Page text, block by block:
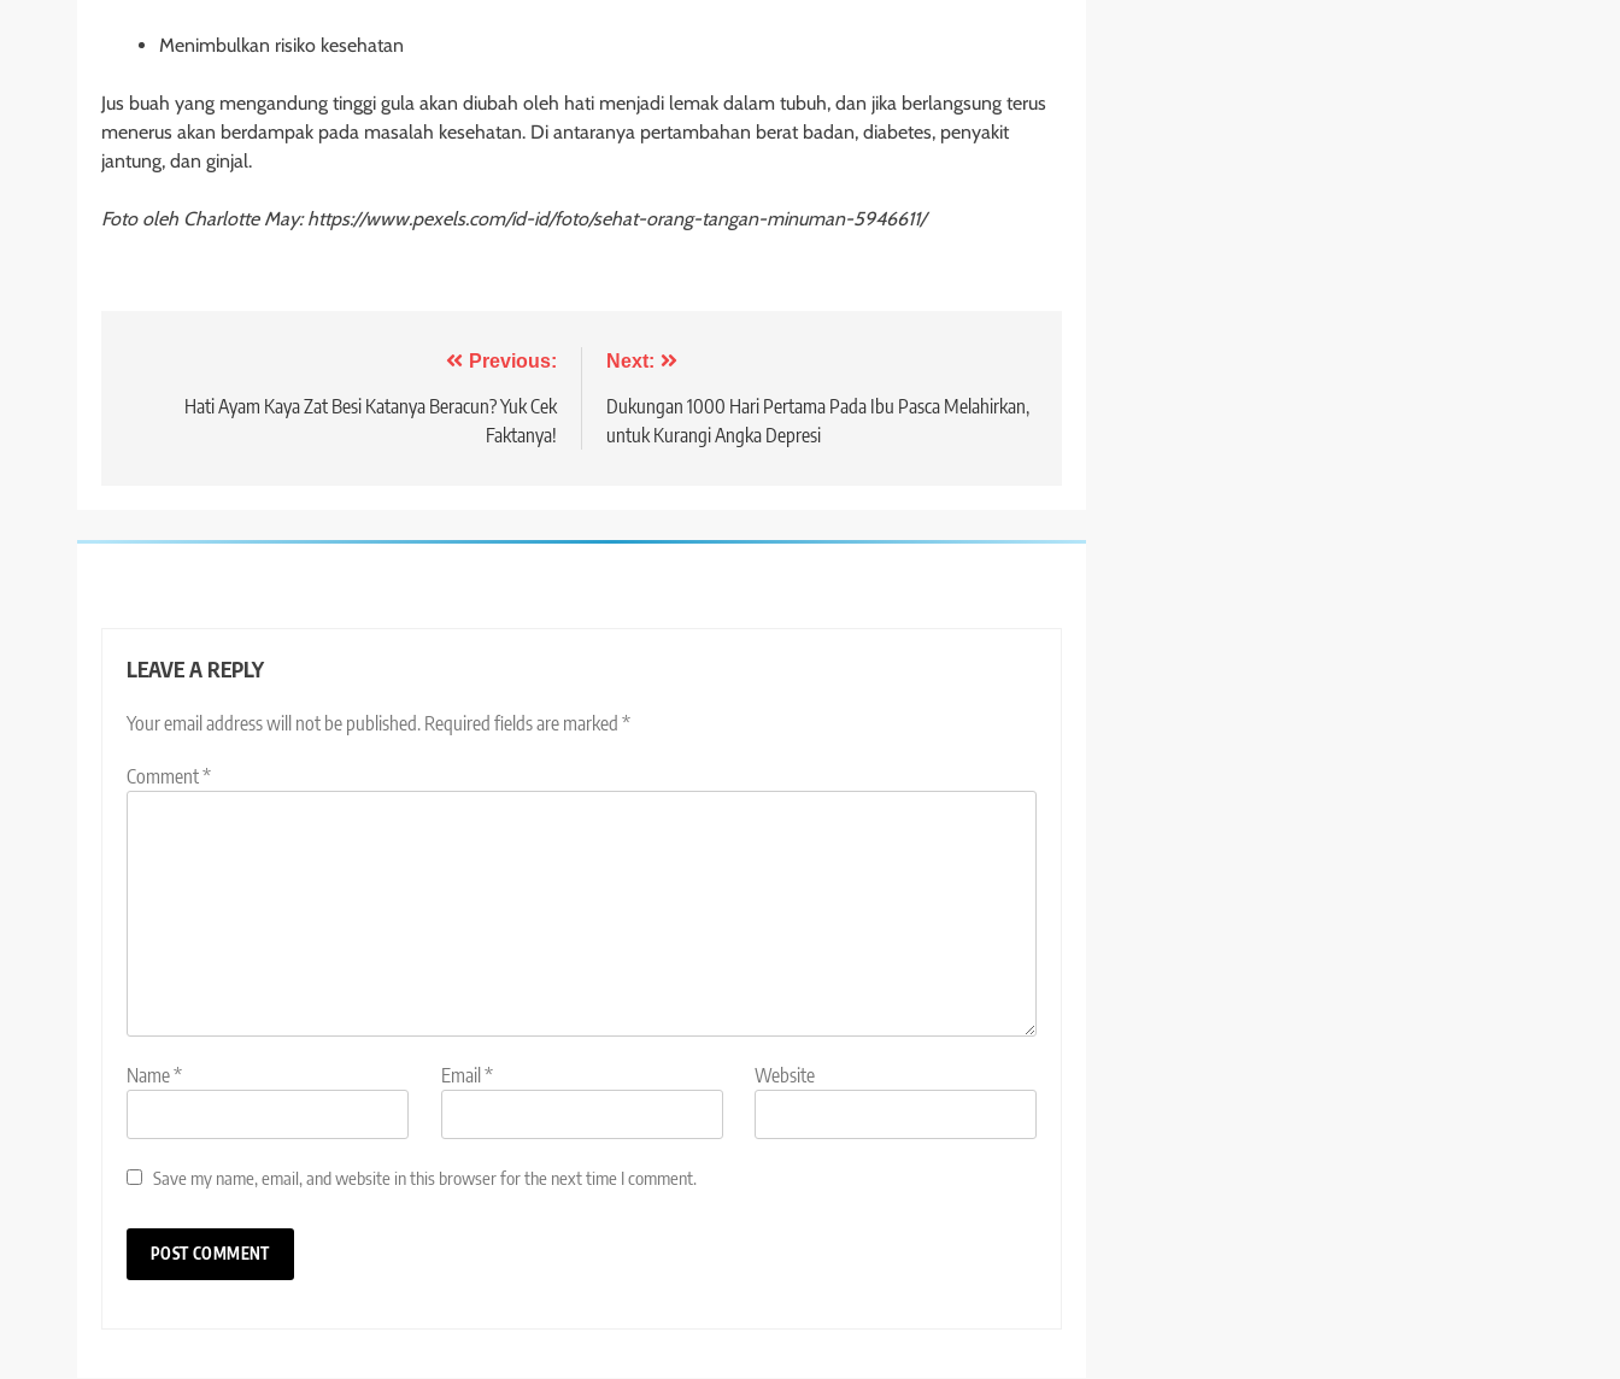
Menimbulkan risiko kesehatan
Jus buah yang mengandung tinggi gula akan diubah oleh hati menjadi lemak dalam tubuh, dan jika berlangsung terus
menerus akan berdampak pada masalah kesehatan. Di antaranya pertambahan berat badan, diabetes, penyakit
jantung, dan ginjal.
Foto oleh Charlotte May: https://www.pexels.com/id-id/foto/sehat-orang-tangan-minuman-5946611/
navigation
Previous:
Hati Ayam Kaya Zat Besi Katanya Beracun? Yuk Cek
Faktanya!
Next:
Dukungan 1000 Hari Pertama Pada Ibu Pasca Melahirkan,
untuk Kurangi Angka Depresi
LEAVE A REPLY
Your email address will not be published. Required fields are marked *
Comment*
Name* Email* Website
Save my name, email, and website in this browser for the next time I comment.